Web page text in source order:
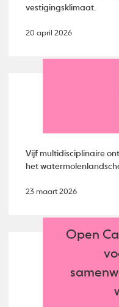
vestigingsklimaat.
20 april 2026
Vijf multidisciplinaire
het
23 maart 2026
Open